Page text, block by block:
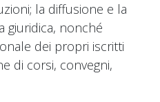
la diffusione e la
giuridica, nonché
dei propri iscritti
di corsi, convegni,